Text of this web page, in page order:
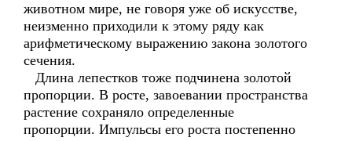
животном мире, не говоря уже об искусстве,
неизменно приходили к этому ряду как
арифметическому выражению закона золотого
сечения.
Длина лепестков тоже подчинена золотой
пропорции. В росте, завоевании пространства
растение сохраняло определенные
пропорции. Импульсы его роста постепенно